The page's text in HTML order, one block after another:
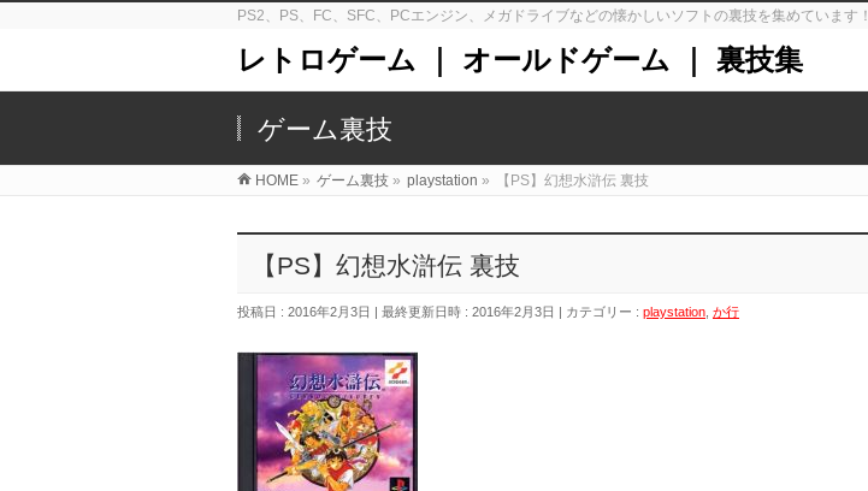
PS2、PS、FC、SFC、PCエンジン、メガドライブなどの懐かしいソフトの裏技を集めています！
レトロゲーム ｜ オールドゲーム ｜ 裏技集
ゲーム裏技
HOME » ゲーム裏技 » playstation » 【PS】幻想水滸伝 裏技
【PS】幻想水滸伝 裏技
投稿日 : 2016年2月3日 最終更新日時 : 2016年2月3日 カテゴリー : playstation か行